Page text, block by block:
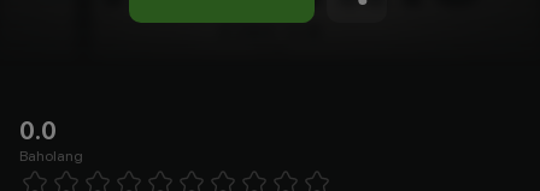
0.0
Baholang